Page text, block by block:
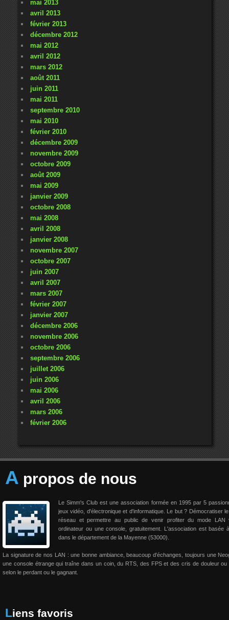
mai 2013
avril 2013
février 2013
décembre 2012
mai 2012
avril 2012
mars 2012
août 2011
juin 2011
mai 2011
septembre 2010
mai 2010
février 2010
décembre 2009
novembre 2009
octobre 2009
août 2009
mai 2009
janvier 2009
octobre 2008
mai 2008
avril 2008
janvier 2008
novembre 2007
octobre 2007
juin 2007
avril 2007
mars 2007
février 2007
janvier 2007
décembre 2006
novembre 2006
octobre 2006
septembre 2006
juillet 2006
juin 2006
mai 2006
avril 2006
mars 2006
février 2006
A propos de nous
Le Simm's Club est une association formée en 1995 par 5
jeux vidéo, d'électronique et d'informatique. Le but ? Démocratiser
réseau et permettre au public de venir profiter du mode LAN
ordinateur ou une console, gratuitement. L'association est basée
dans le département de la Mayenne (53000).
La signature de nos LAN : une bonne ambiance, beaucoup d'échanges, toujours une
une console étrange qui traîne dans un coin, du RTS, des FPS et des cris de douleur ou
selon le perdant ou le gagnant.
Liens favoris